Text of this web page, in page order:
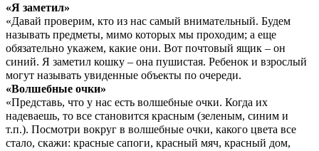
«Я заметил»
«Давай проверим, кто из нас самый внимательный. Будем
называть предметы, мимо которых мы проходим; а еще
обязательно укажем, какие они. Вот почтовый ящик – он
синий. Я заметил кошку – она пушистая. Ребенок и взрослый
могут называть увиденные объекты по очереди.
«Волшебные очки»
«Представь, что у нас есть волшебные очки. Когда их
надеваешь, то все становится красным (зеленым, синим и
т.п.). Посмотри вокруг в волшебные очки, какого цвета все
стало, скажи: красные сапоги, красный мяч, красный дом,